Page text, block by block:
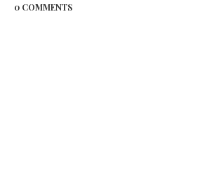
0 COMMENTS